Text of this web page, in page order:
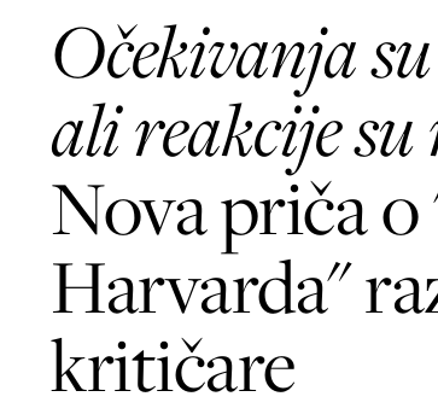
Očekivanja
ali reakcije su
Nova priča o
Harvarda"
kritičare